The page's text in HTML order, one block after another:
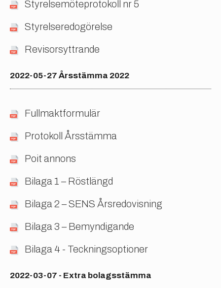
Styrelsemöteprotokoll nr 5
Styrelseredogörelse
Revisorsyttrande
2022-05-27 Årsstämma 2022
Fullmaktformulär
Protokoll Årsstämma
Poit annons
Bilaga 1 – Röstlängd
Bilaga 2 – SENS Årsredovisning
Bilaga 3 – Bemyndigande
Bilaga 4 - Teckningsoptioner
2022-03-07 - Extra bolagsstämma